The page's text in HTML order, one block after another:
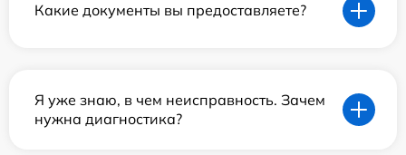
Какие документы вы предоставляете?
Я уже знаю, в чем неисправность. Зачем
нужна диагностика?